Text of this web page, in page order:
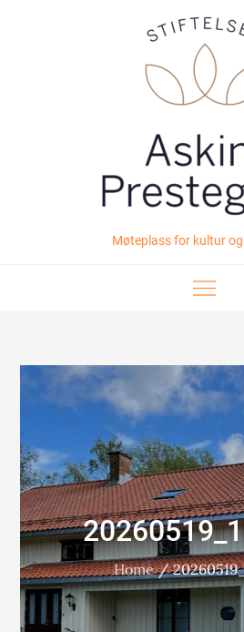
Møteplass for kultur
Home